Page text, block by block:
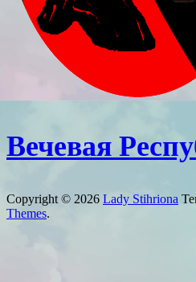
Вечевая
Copyright © 2026 Lady Stihriona
Themes.